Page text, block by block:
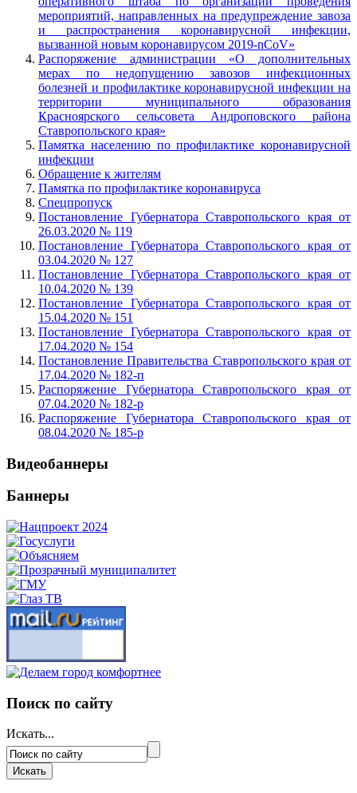
мероприятий, направленных на предупреждение завоза
и распространения коронавирусной инфекции,
вызванной новым коронавирусом 2019-nCоV»
Распоряжение администрации «О дополнительных
мерах по недопущению завозов инфекционных
болезней и профилактике коронавирусной инфекции на
территории муниципального образования
Красноярского сельсовета Андроповского района
Ставропольского края»
Памятка населению по профилактике коронавирусной
инфекции
Обращение к жителям
Памятка по профилактике коронавируса
Спецпропуск
Постановление Губернатора Ставропольского края от
26.03.2020 № 119
Постановление Губернатора Ставропольского края от
03.04.2020 № 127
Постановление Губернатора Ставропольского края от
10.04.2020 № 139
Постановление Губернатора Ставропольского края от
15.04.2020 № 151
Постановление Губернатора Ставропольского края от
17.04.2020 № 154
Постановление Правительства Ставропольского края от
17.04.2020 № 182-п
Распоряжение Губернатора Ставропольского края от
07.04.2020 № 182-р
Распоряжение Губернатора Ставропольского края от
08.04.2020 № 185-р
Видеобаннеры
Баннеры
Поиск по сайту
Искать...